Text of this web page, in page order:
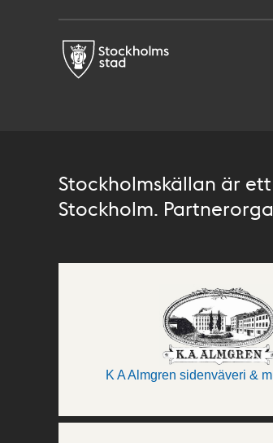
Stockholmskällan är
Stockholm.
K A Almgren sidenväveri &